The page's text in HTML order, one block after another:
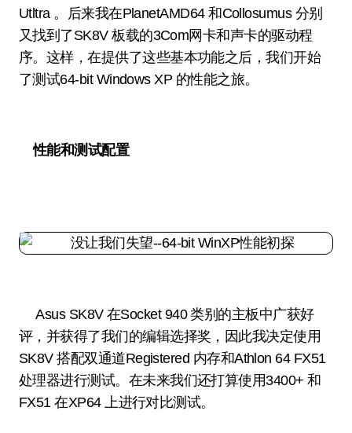
Utltra 。后来我在PlanetAMD64 和Collosumus 分别
又找到了SK8V 板载的3Com网卡和声卡的驱动程
序。这样，在提供了这些基本功能之后，我们开始
了测试64-bit Windows XP 的性能之旅。
性能和测试配置
Asus SK8V 在Socket 940 类别的主板中广获好
评，并获得了我们的编辑选择奖，因此我决定使用
SK8V 搭配双通道Registered 内存和Athlon 64 FX51
处理器进行测试。在未来我们还打算使用3400+ 和
FX51 在XP64 上进行对比测试。